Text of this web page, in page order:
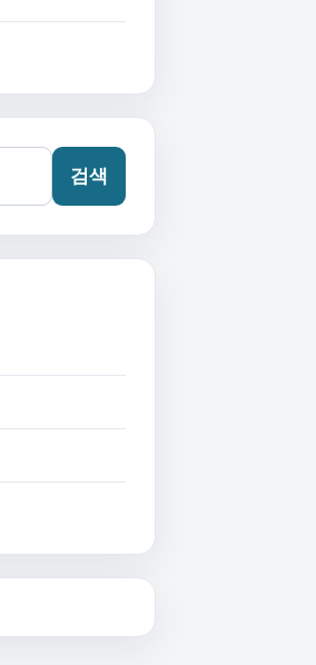
검색